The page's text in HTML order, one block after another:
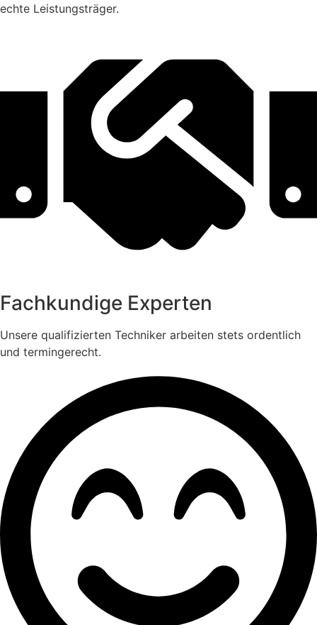
echte Leistungsträger.
Fachkundige Experten
Unsere qualifizierten Techniker arbeiten stets ordentlich
und termingerecht.